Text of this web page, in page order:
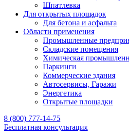
Шпатлевка
Для открытых площадок
Для бетона и асфальта
Области применения
Промышленные
Складские помещения
Химическая
Паркинги
Коммерческие здания
Автосервисы, Гаражи
Энергетика
Открытые площадки
8 (800) 777-14-75
Бесплатная консультация